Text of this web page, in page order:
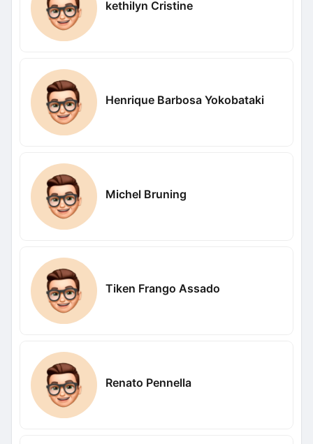
kethilyn Cristine
Henrique Barbosa Yokobataki
Michel Bruning
Tiken Frango Assado
Renato Pennella